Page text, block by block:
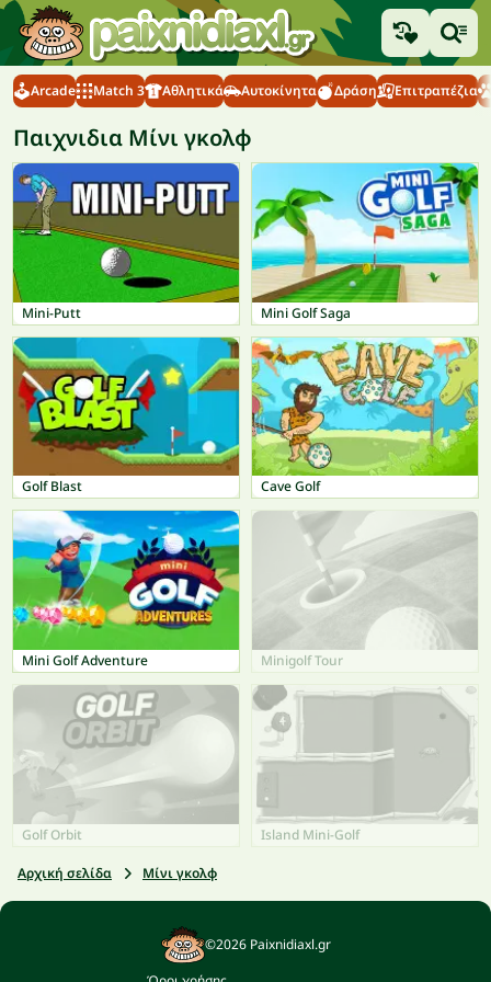
Arcade Match 3 Αθλητικά Αυτοκίνητα Δράση Επιτραπέζια
Παιχνιδια Μίνι γκολφ
Mini-Putt Mini Golf Saga
Golf Blast Cave Golf
Mini Golf Adventure Minigolf Tour
Golf Orbit Island Mini-Golf
Αρχική σελίδα Μίνι γκολφ
©2026 Paixnidiaxl.gr